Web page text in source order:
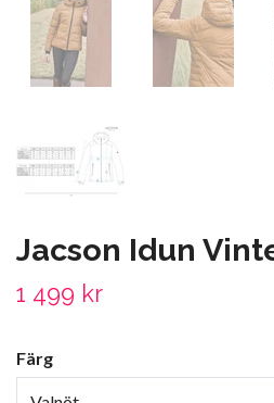
Jacson Idun
1 499 kr
Färg